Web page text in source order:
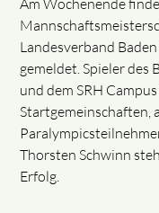
Am Wochenende
Landesverband
gemeldet. Spieler des
und dem SRH
Startgemeinschaften,
Thorsten Schwinn
Erfolg.